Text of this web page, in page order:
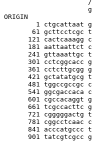
ORIGIN
1 ctgcattaat
61 gcttcctcgc
121 cactcaaagg
181 aattaattct
241 gttaaattgc
301 cctcggcacc
361 cctcttgcgg
421 gctatatgcg
481 tggccgccgc
541 ggcgaccaca
601 cgccacaggt
661 tcgccacttc
721 cgggggactg
781 cggcctcaac
841 acccatgccc
901 tatcgtcgcc